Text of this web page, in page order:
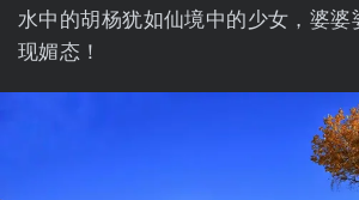
水中的胡杨犹如仙境中的少女，婆婆
现媚态！